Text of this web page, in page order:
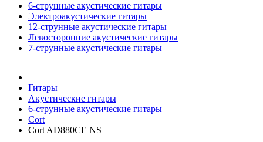
6-струнные акустические гитары
Электроакустические гитары
12-струнные акустические гитары
Левосторонние акустические гитары
7-струнные акустические гитары
Гитары
Акустические гитары
6-струнные акустические гитары
Cort
Cort AD880CE NS